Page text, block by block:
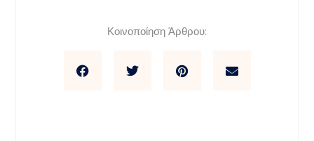
Κοινοποίηση Άρθρου: